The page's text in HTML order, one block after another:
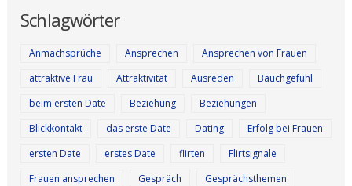
Schlagwörter
Anmachsprüche Ansprechen
Ansprechen von Frauen
attraktive Frau
Attraktivität Ausreden
Bauchgefühl
beim ersten Date
Beziehung
Beziehungen
Blickkontakt
das erste Date Dating
Erfolg bei Frauen
ersten Date
erstes Date flirten
Flirtsignale
Frauen ansprechen
Gespräch
Gesprächsthemen